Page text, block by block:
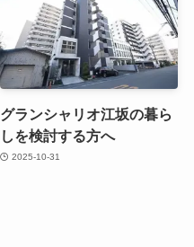
グランシャリオ江坂の暮ら
しを検討する方へ
2025-10-31